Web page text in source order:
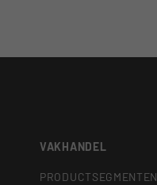
VAKHANDEL
PRODUCTSEGMENTEN